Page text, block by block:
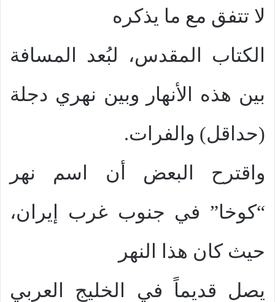
لا تتفق مع ما يذكره
الكتاب المقدس، لبُعد المسافة
بين هذه الأنهار وبين نهري دجلة
(حداقل) والفرات.
واقترح البعض أن اسم نهر
“كوخا” في جنوب غرب إيران،
حيث كان هذا النهر
يصل قديماً في الخليج العربي